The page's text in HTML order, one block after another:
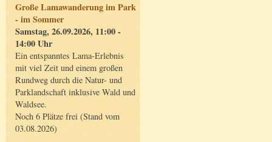
Große Lamawanderung im Park
- im Sommer
Samstag, 26.09.2026, 11:00 -
14:00 Uhr
Ein entspanntes Lama-Erlebnis
mit viel Zeit und einem großen
Rundweg durch die Natur- und
Parklandschaft inklusive Wald und
Waldsee.
Noch 6 Plätze frei (Stand vom
03.08.2026)